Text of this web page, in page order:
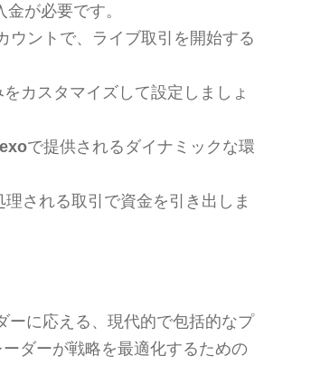
が必要です。
ウントで、ライブ取引を開始する
カスタマイズして設定しましょ
で提供されるダイナミックな環
される取引で資金を引き出しま
ーに応える、現代的で包括的なプ
ダーが戦略を最適化するための